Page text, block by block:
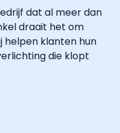
dat al meer dan
draait het om
helpen klanten hun
die klopt